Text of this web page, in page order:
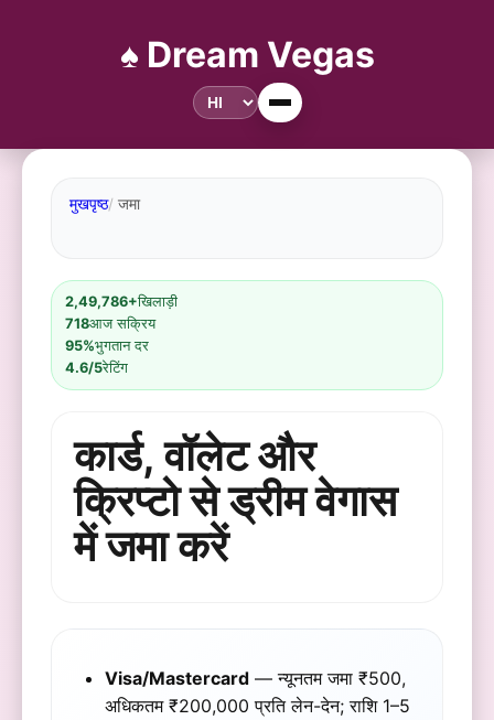
♠️ Dream Vegas
मुखपृष्ठ जमा
2,49,786+खिलाड़ी
718आज सक्रिय
95%भुगतान दर
4.6/5रेटिंग
कार्ड, वॉलेट और
क्रिप्टो से ड्रीम वेगास
में जमा करें
Visa/Mastercard — न्यूनतम जमा ₹500,
अधिकतम ₹200,000 प्रति लेन-देन; राशि 1–5